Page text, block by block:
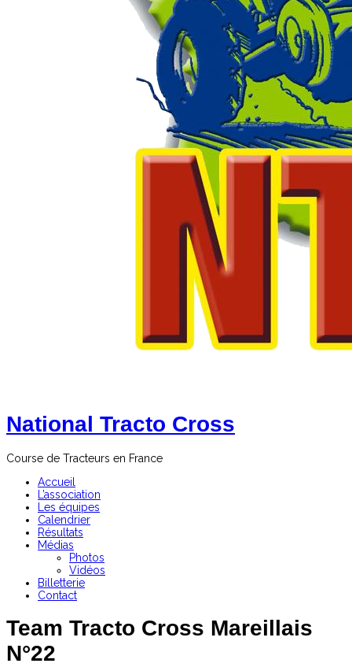
National Tracto Cross
Course de Tracteurs en France
Accueil
L’association
Les équipes
Calendrier
Résultats
Médias
Photos
Vidéos
Billetterie
Contact
Team Tracto Cross Mareillais
N°22